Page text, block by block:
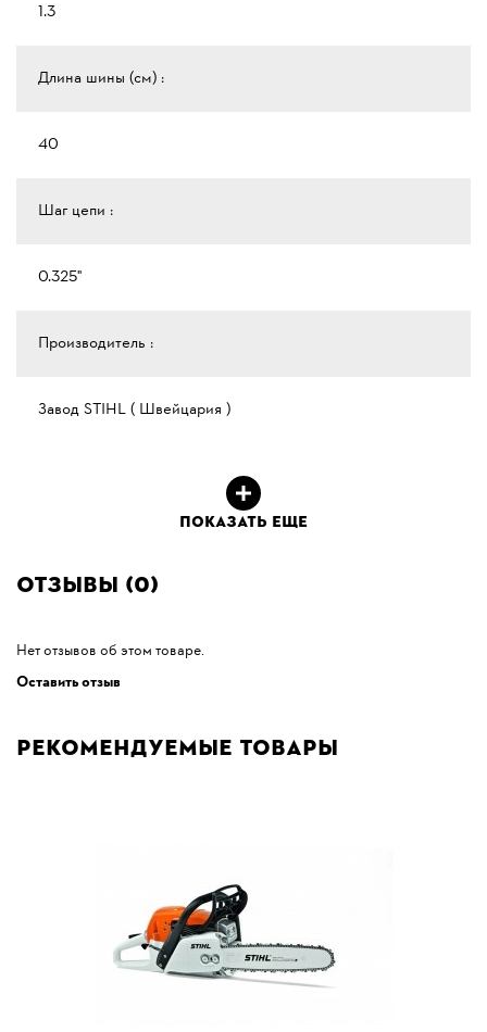
1.3
Длина шины (см) :
40
Шаг цепи :
0.325"
Производитель :
Завод STIHL ( Швейцария )
ПОКАЗАТЬ ЕЩЕ
Отзывы (0)
Нет отзывов об этом товаре.
Оставить отзыв
Рекомендуемые товары